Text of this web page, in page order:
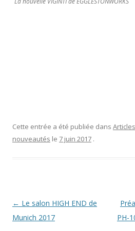
Cette entrée a été publiée dans
nouveautés le 7 juin 2017 .
Navigation
des
← Le salon HIGH END de
Munich 2017
PH-